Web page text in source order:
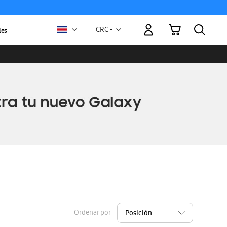
Moneda
CRC -
Mi carrito
Ordenar por